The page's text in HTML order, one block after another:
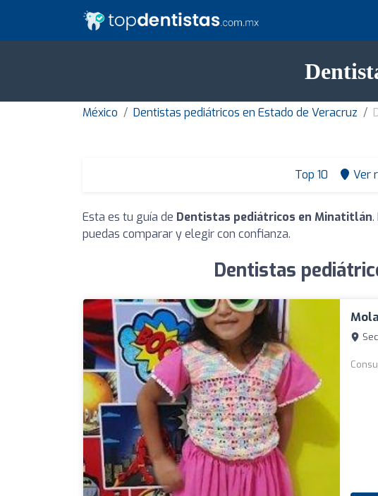
México Dentistas pediátricos en Estado de Veracruz
Top 10 Ver
Esta es tu guía de Dentistas pediátricos en Minatitlán.
puedas comparar y elegir con confianza.
Dentistas